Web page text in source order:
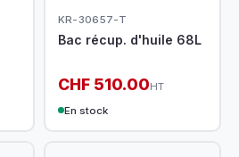
KR-30657-T
Bac récup. d'huile 68L
CHF 510.00HT
En stock